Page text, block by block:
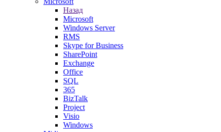
Назад
Microsoft
Windows Server
RMS
Skype for Business
SharePoint
Exchange
Office
SQL
365
BizTalk
Project
Visio
Windows